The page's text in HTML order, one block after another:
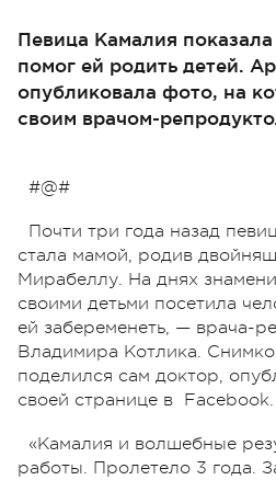
Певица Камалия
помог ей родить детей.
опубликовала фото, на
своим врачом-
#@#
Почти три года назад
стала мамой, родив
Мирабеллу. На днях
своими детьми посетила
ей забеременеть, — врача-
Владимира Котлика.
поделился сам доктор,
своей странице в Facebook.
«Камалия и волшебные
работы. Пролетело 3 года.